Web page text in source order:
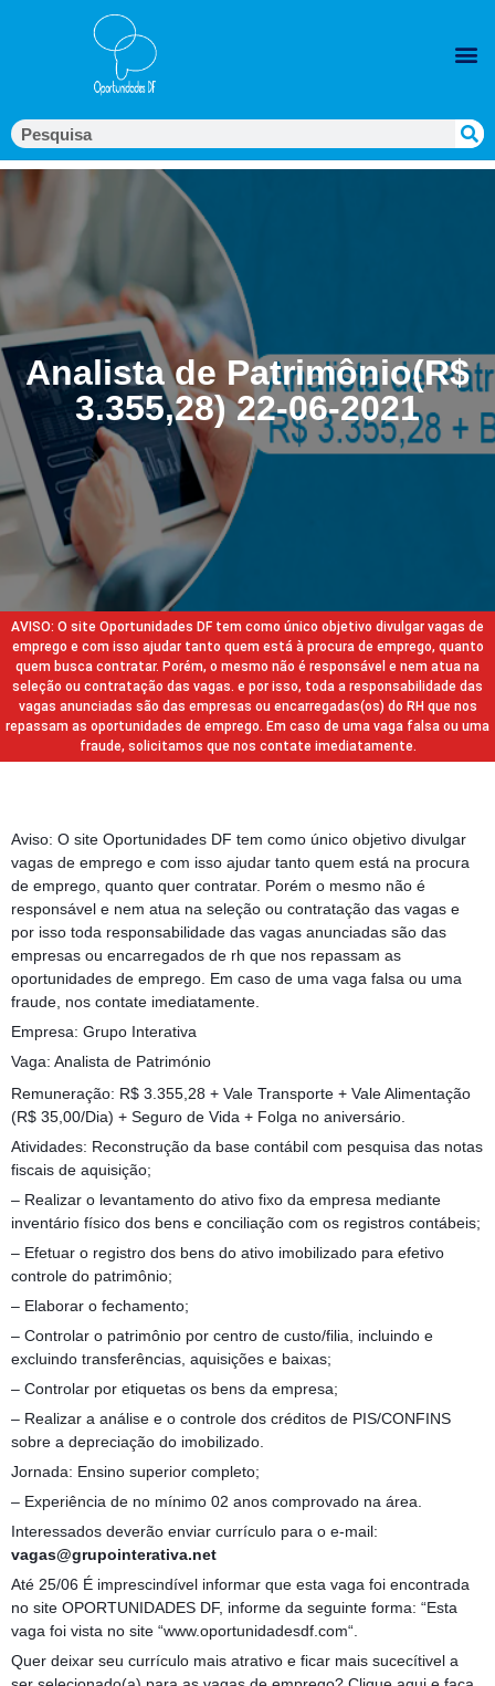
Analista de Patrimônio(R$
3.355,28) 22-06-2021
AVISO: O site Oportunidades DF tem como único objetivo divulgar vagas de
emprego e com isso ajudar tanto quem está à procura de emprego, quanto
quem busca contratar. Porém, o mesmo não é responsável e nem atua na
seleção ou contratação das vagas. e por isso, toda a responsabilidade das
vagas anunciadas são das empresas ou encarregadas(os) do RH que nos
repassam as oportunidades de emprego. Em caso de uma vaga falsa ou uma
fraude, solicitamos que nos contate imediatamente.
Aviso: O site Oportunidades DF tem como único objetivo divulgar
vagas de emprego e com isso ajudar tanto quem está na procura
de emprego, quanto quer contratar. Porém o mesmo não é
responsável e nem atua na seleção ou contratação das vagas e
por isso toda responsabilidade das vagas anunciadas são das
empresas ou encarregados de rh que nos repassam as
oportunidades de emprego. Em caso de uma vaga falsa ou uma
fraude, nos contate imediatamente.
Empresa: Grupo Interativa
Vaga: Analista de Património
Remuneração: R$ 3.355,28 + Vale Transporte + Vale Alimentação
(R$ 35,00/Dia) + Seguro de Vida + Folga no aniversário.
Atividades: Reconstrução da base contábil com pesquisa das notas
fiscais de aquisição;
– Realizar o levantamento do ativo fixo da empresa mediante
inventário físico dos bens e conciliação com os registros contábeis;
– Efetuar o registro dos bens do ativo imobilizado para efetivo
controle do patrimônio;
– Elaborar o fechamento;
– Controlar o patrimônio por centro de custo/filia, incluindo e
excluindo transferências, aquisições e baixas;
– Controlar por etiquetas os bens da empresa;
– Realizar a análise e o controle dos créditos de PIS/CONFINS
sobre a depreciação do imobilizado.
Jornada: Ensino superior completo;
– Experiência de no mínimo 02 anos comprovado na área.
Interessados deverão enviar currículo para o e-mail:
vagas@grupointerativa.net
Até 25/06 É imprescindível informar que esta vaga foi encontrada
no site OPORTUNIDADES DF, informe da seguinte forma: “Esta
vaga foi vista no site “www.oportunidadesdf.com“.
Quer deixar seu currículo mais atrativo e ficar mais sucecítivel a